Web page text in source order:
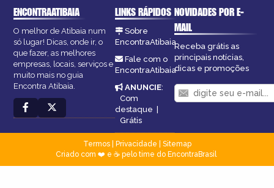
ENCONTRAATIBAIA
O melhor de Atibaia num
só lugar! Dicas, onde ir, o
que fazer, as melhores
empresas, locais, serviços e
muito mais no guia
Encontra Atibaia.
LINKS RÁPIDOS
Sobre
EncontraAtibaia
Fale com o
EncontraAtibaia
ANUNCIE:
Com
destaque |
Grátis
NOVIDADES POR E-
MAIL
Receba grátis as
principais notícias,
dicas e promoções
Termos| Privacidade
Sitemap
Criado com ❤️ e ☕ pelo time do EncontraBrasil